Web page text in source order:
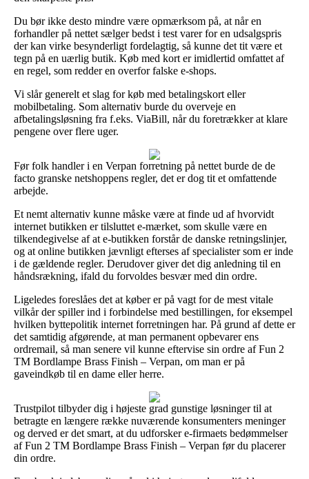
Du bør ikke desto mindre være opmærksom på, at når en
forhandler på nettet sælger bedst i test varer for en udsalgspris
der kan virke besynderligt fordelagtig, så kunne det tit være et
tegn på en uærlig butik. Køb med kort er imidlertid omfattet af
en regel, som redder en overfor falske e-shops.
Vi slår generelt et slag for køb med betalingskort eller
mobilbetaling. Som alternativ burde du overveje en
afbetalingsløsning fra f.eks. ViaBill, når du foretrækker at klare
pengene over flere uger.
Før folk handler i en Verpan forretning på nettet burde de de
facto granske netshoppens regler, det er dog tit et omfattende
arbejde.
Et nemt alternativ kunne måske være at finde ud af hvorvidt
internet butikken er tilsluttet e-mærket, som skulle være en
tilkendegivelse af at e-butikken forstår de danske retningslinjer,
og at online butikken jævnligt efterses af specialister som er inde
i de gældende regler. Derudover giver det dig anledning til en
håndsrækning, ifald du forvoldes besvær med din ordre.
Ligeledes foreslåes det at køber er på vagt for de mest vitale
vilkår der spiller ind i forbindelse med bestillingen, for eksempel
hvilken byttepolitik internet forretningen har. På grund af dette er
det samtidig afgørende, at man permanent opbevarer ens
ordremail, så man senere vil kunne eftervise sin ordre af Fun 2
TM Bordlampe Brass Finish – Verpan, om man er på
gaveindkøb til en dame eller herre.
Trustpilot tilbyder dig i højeste grad gunstige løsninger til at
betragte en længere række nuværende konsumenters meninger
og derved er det smart, at du udforsker e-firmaets bedømmelser
af Fun 2 TM Bordlampe Brass Finish – Verpan før du placerer
din ordre.